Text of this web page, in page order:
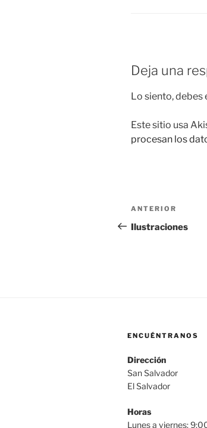
Deja una
Lo siento, debes
Este sitio usa
procesan los
Navegación
de
Entrada
anterior:
ANTERIOR
Ilustraciones
ENCUÉNTRANOS
Dirección
San Salvador
El Salvador
Horas
Lunes a viernes: